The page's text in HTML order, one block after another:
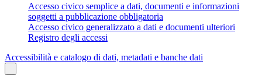
Accesso civico semplice a dati, documenti e informazioni
soggetti a pubblicazione obbligatoria
Accesso civico generalizzato a dati e documenti ulteriori
Registro degli accessi
Accessibilità e catalogo di dati, metadati e banche dati